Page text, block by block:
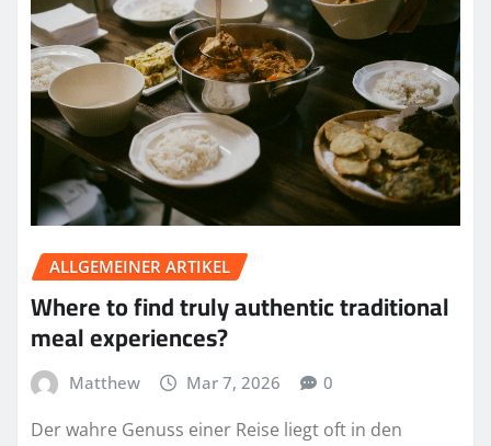
ALLGEMEINER ARTIKEL
Where to find truly authentic traditional
meal experiences?
Matthew Mar 7, 2026 0
Der wahre Genuss einer Reise liegt oft in den